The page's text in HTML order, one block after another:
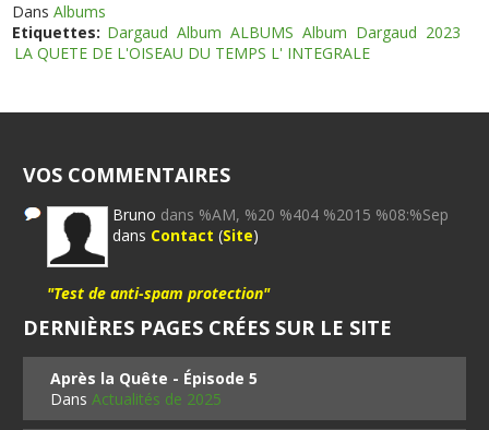
DansAlbums
Etiquettes: Dargaud Album ALBUMS Album Dargaud 2023
LA QUETE DE L'OISEAU DU TEMPS L' INTEGRALE
VOS COMMENTAIRES
Bruno dans %AM, %20 %404 %2015 %08:%Sep
dans Contact (Site)
"Test de anti-spam protection"
DERNIÈRES PAGES CRÉES SUR LE SITE
Après la Quête - Épisode 5
DansActualités de 2025